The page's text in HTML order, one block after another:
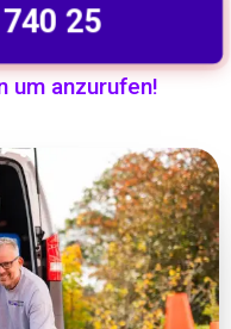
25
um anzurufen!